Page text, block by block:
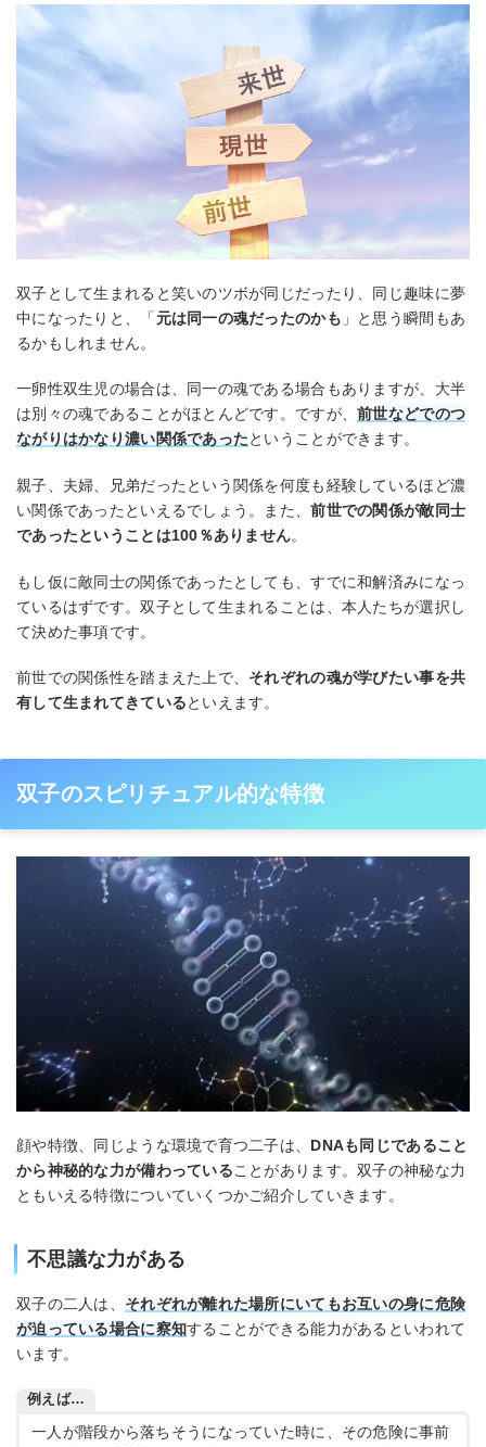
双子として生まれると笑いのツボが同じだったり、同じ趣味に夢
中になったりと、「 元は同一の魂だったのかも 」と思う瞬間もあ
るかもしれません。
一卵性双生児の場合は、同一の魂である場合もありますが、大半
は別々の魂であることがほとんどです。ですが、前世などでのつ
ながりはかなり濃い関係であったということができます。
親子、夫婦、兄弟だったという関係を何度も経験しているほど濃
い関係であったといえるでしょう。また、前世での関係が敵同士
であったということは100％ありません。
もし仮に敵同士の関係であったとしても、すでに和解済みになっ
ているはずです。双子として生まれることは、本人たちが選択し
て決めた事項です。
前世での関係性を踏まえた上で、 それぞれの魂が学びたい事を共
有して生まれてきているといえます。
双子のスピリチュアル的な特徴
顔や特徴、同じような環境で育つ二子は、 DNAも同じであること
から神秘的な力が備わっていることがあります。双子の神秘な力
ともいえる特徴についていくつかご紹介していきます。
不思議な力がある
双子の二人は、 それぞれが離れた場所にいてもお互いの身に危険
が迫っている場合に察知することができる能力があるといわれて
います。
例えば…
一人が階段から落ちそうになっていた時に、その危険に事前